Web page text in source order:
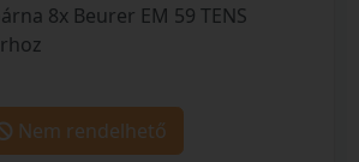
8x Beurer EM 59 TENS
Nem rendelhető